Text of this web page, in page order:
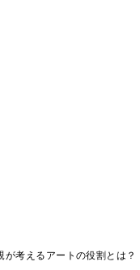
考えるアートの役割とは？